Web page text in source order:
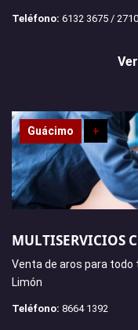
Teléfono: 6132 3675 /
Guácimo +
MULTISERVICIOS
Venta de aros para todo
Limón
Teléfono: 8664 1392